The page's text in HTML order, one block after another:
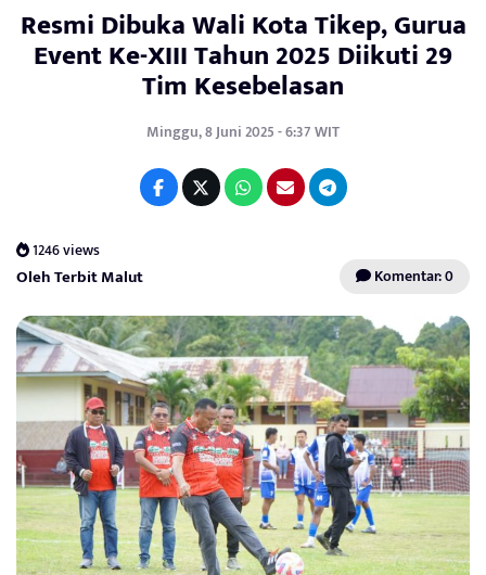
Resmi Dibuka Wali Kota Tikep, Gurua
Event Ke-XIII Tahun 2025 Diikuti 29
Tim Kesebelasan
Minggu, 8 Juni 2025 - 6:37 WIT
1246 views
Oleh Terbit Malut Komentar: 0